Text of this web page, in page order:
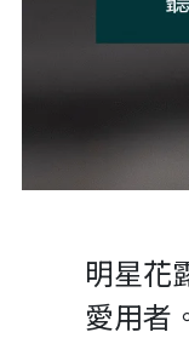
明星花
愛用者